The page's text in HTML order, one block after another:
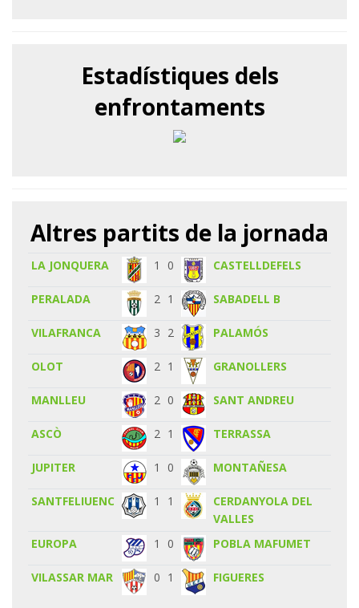
Estadístiques dels
enfrontaments
Altres partits de la jornada
LA JONQUERA 1 0 CASTELLDEFELS
PERALADA 2 1 SABADELL B
VILAFRANCA 3 2 PALAMÓS
OLOT 2 1 GRANOLLERS
MANLLEU 2 0 SANT ANDREU
ASCÒ 2 1 TERRASSA
JUPITER 1 0 MONTAÑESA
SANTFELIUENC 1 1
CERDANYOLA DEL
VALLES
EUROPA
1 0 POBLA MAFUMET
VILASSAR MAR 0 1 FIGUERES